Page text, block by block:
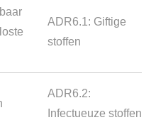
ADR6.1: Giftige
stoffen
ADR6.2:
Infectueuze stoffen